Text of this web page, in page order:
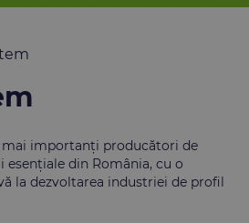
importanți producători de
din România, cu o
la dezvoltarea industriei de profil